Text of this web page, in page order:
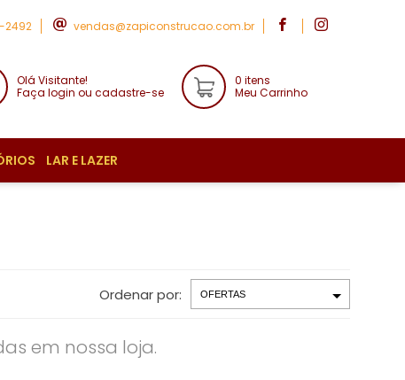
2492 vendas@zapiconstrucao.com.br
Olá Visitante!
Faça login ou cadastre-se
0 itens
Meu Carrinho
LAR E LAZER
Ordenar por:
em nossa loja.